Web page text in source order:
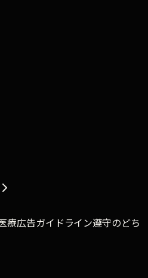
療広告ガイドライン遵守のどち